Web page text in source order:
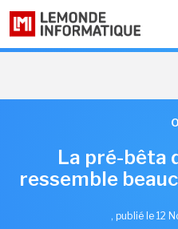
La pré-bêta
ressemble
, publié le 12